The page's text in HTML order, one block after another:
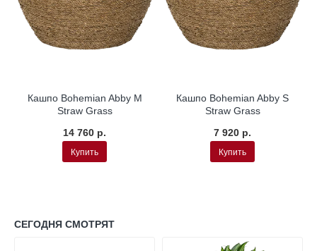
Кашпо Bohemian Abby M
Straw Grass
14 760 р.
Купить
Кашпо Bohemian Abby S
Straw Grass
7 920 р.
Купить
СЕГОДНЯ СМОТРЯТ